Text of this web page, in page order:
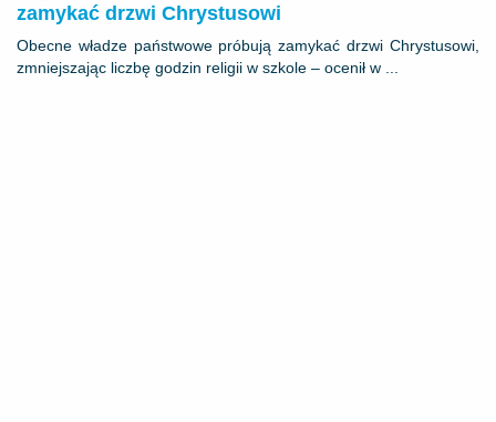
zamykać drzwi Chrystusowi
Obecne władze państwowe próbują zamykać drzwi Chrystusowi,
zmniejszając liczbę godzin religii w szkole – ocenił w ...